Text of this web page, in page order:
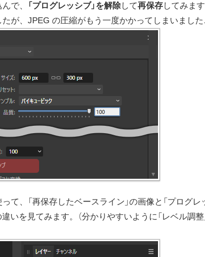
で、 「プログレッシブ」を解除して再保存してみま
たが、JPEG の圧縮がもう一度かかってしまいまし
って、「再保存したベースライン」の画像と「プログレ
いを見てみます。（分かりやすいように「レベル調整